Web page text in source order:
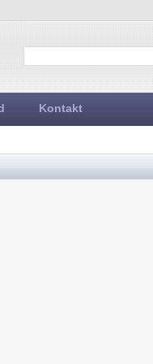
Søgefelt
Søg
Kontakt